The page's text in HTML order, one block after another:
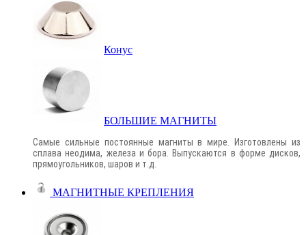
Конус
БОЛЬШИЕ МАГНИТЫ
Самые сильные постоянные магниты в мире. Изготовлены из
сплава неодима, железа и бора. Выпускаются в форме дисков,
прямоугольников, шаров и т.д.
МАГНИТНЫЕ КРЕПЛЕНИЯ